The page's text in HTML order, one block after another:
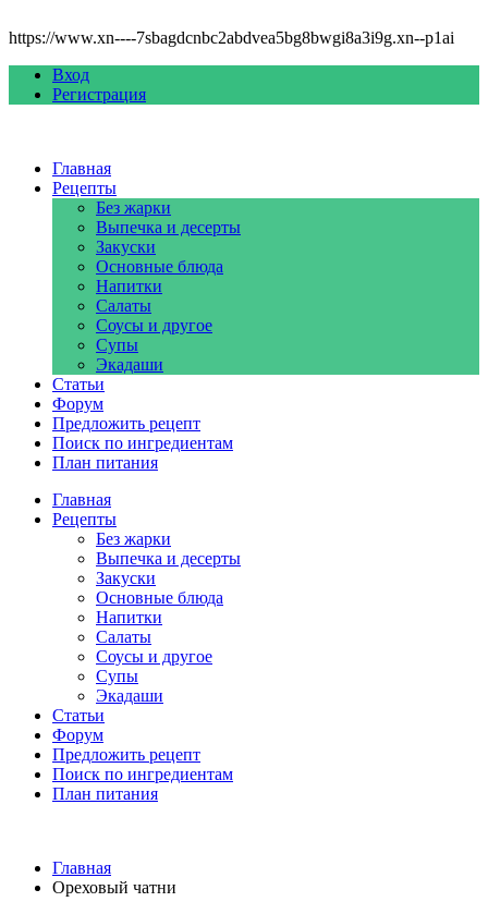
https://www.xn----7sbagdcnbc2abdvea5bg8bwgi8a3i9g.xn--p1ai
Вход
Регистрация
Главная
Рецепты
Без жарки
Выпечка и десерты
Закуски
Основные блюда
Напитки
Салаты
Соусы и другое
Супы
Экадаши
Статьи
Форум
Предложить рецепт
Поиск по ингредиентам
План питания
Главная
Рецепты
Без жарки
Выпечка и десерты
Закуски
Основные блюда
Напитки
Салаты
Соусы и другое
Супы
Экадаши
Статьи
Форум
Предложить рецепт
Поиск по ингредиентам
План питания
Главная
Ореховый чатни